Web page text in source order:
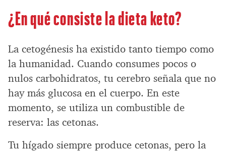
¿En qué consiste la dieta keto?
La cetogénesis ha existido tanto tiempo como
la humanidad. Cuando consumes pocos o
nulos carbohidratos, tu cerebro señala que no
hay más glucosa en el cuerpo. En este
momento, se utiliza un combustible de
reserva: las cetonas.
Tu hígado siempre produce cetonas, pero la